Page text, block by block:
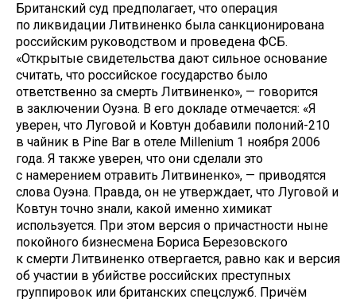
Британский суд предполагает, что операция
по ликвидации Литвиненко была санкционирована
российским руководством и проведена ФСБ.
«Открытые свидетельства дают сильное основание
считать, что российское государство было
ответственно за смерть Литвиненко», — говорится
в заключении Оуэна. В его докладе отмечается: «Я
уверен, что Луговой и Ковтун добавили полоний-210
в чайник в Pine Bar в отеле Millenium 1 ноября 2006
года. Я также уверен, что они сделали это
с намерением отравить Литвиненко», — приводятся
слова Оуэна. Правда, он не утверждает, что Луговой и
Ковтун точно знали, какой именно химикат
используется. При этом версия о причастности ныне
покойного бизнесмена Бориса Березовского
к смерти Литвиненко отвергается, равно как и версия
об участии в убийстве российских преступных
группировок или британских спецслужб. Причём